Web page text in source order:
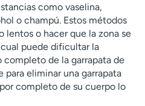
como vaselina,
o champú. Estos métodos
lentos o hacer que la zona se
puede dificultar la
de la garrapata de
para eliminar una garrapata
completo de su cuerpo lo